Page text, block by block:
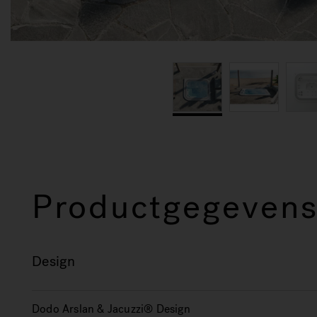
Design
Dodo Arslan & Jacuzzi® Design